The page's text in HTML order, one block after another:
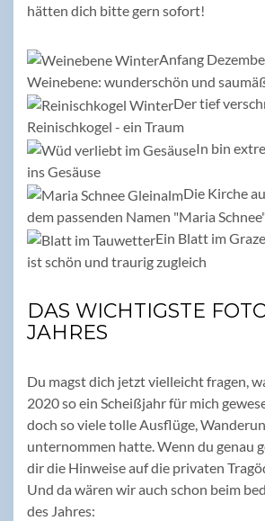
hätten dich bitte gern sofort!
Anfang
Weinebene: wunderschön und
Der tief
Reinischkogel - ein Traum
In bin
ins Gesäuse
Die Kirche
dem passenden Namen "Maria Schnee"
Ein Blatt im
ist schön und traurig zugleich
DAS WICHTIGSTE
JAHRES
Du magst dich jetzt vielleicht fragen,
2020 so ein Scheißjahr für mich
doch so viele tolle Ausflüge,
unternommen hatte. Wenn du genau
dir die Hinweise auf die privaten
Und da wären wir auch schon beim
des Jahres: